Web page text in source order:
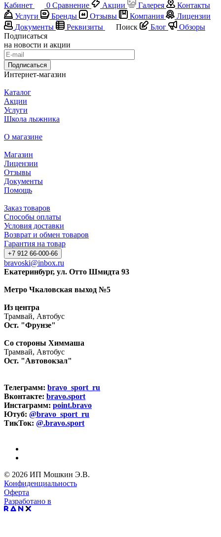
Кабинет
0 Сравнение Акции Галерея
Контакты
Услуги
Бренды Отзывы Компания
Лицензии
Документы
Реквизиты Поиск Блог
Обзоры
Подписаться
на новости и акции
Подписаться
Интернет-магазин
Каталог
Акции
Услуги
Школа лыжника
О магазине
Магазин
Лицензии
Отзывы
Документы
Помощь
Заказ товаров
Способы оплаты
Условия доставки
Возврат и обмен товаров
Гарантия на товар
+7 912 66-000-66
bravoski@inbox.ru
Екатеринбург, ул. Отто Шмидта 93
Метро Чкаловская выход №5
Из центра
Трамвай, Автобус
Ост. "Фрунзе"
Со стороны Химмаша
Трамвай, Автобус
Ост. "Автовокзал"
Телеграмм: bravo_sport_ru
Вконтакте: bravo.sport
Инстаграмм: point.bravo
Ютуб: @bravo_sport_ru
ТикТок: @.bravo.sport
© 2026 ИП Мошкин Э.В.
Конфиденциальность
Оферта
Разработано в